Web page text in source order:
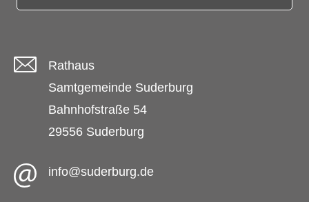
Rathaus
Samtgemeinde Suderburg
Bahnhofstraße 54
29556 Suderburg
info@suderburg.de